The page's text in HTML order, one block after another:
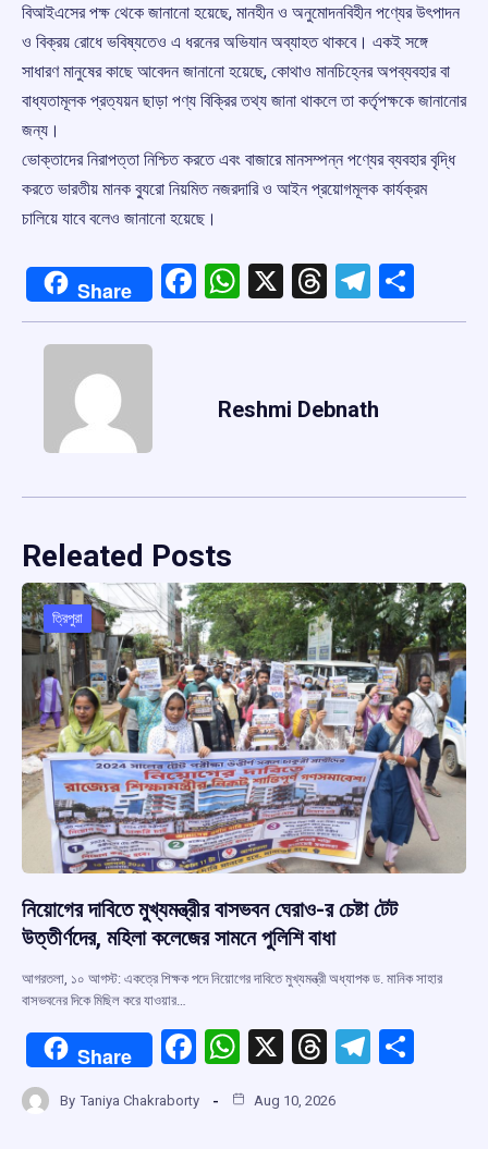
বিআইএসের পক্ষ থেকে জানানো হয়েছে, মানহীন ও অনুমোদনবিহীন পণ্যের উৎপাদন
ও বিক্রয় রোধে ভবিষ্যতেও এ ধরনের অভিযান অব্যাহত থাকবে। একই সঙ্গে
সাধারণ মানুষের কাছে আবেদন জানানো হয়েছে, কোথাও মানচিহ্নের অপব্যবহার বা
বাধ্যতামূলক প্রত্যয়ন ছাড়া পণ্য বিক্রির তথ্য জানা থাকলে তা কর্তৃপক্ষকে জানানোর
জন্য।
ভোক্তাদের নিরাপত্তা নিশ্চিত করতে এবং বাজারে মানসম্পন্ন পণ্যের ব্যবহার বৃদ্ধি
করতে ভারতীয় মানক ব্যুরো নিয়মিত নজরদারি ও আইন প্রয়োগমূলক কার্যক্রম
চালিয়ে যাবে বলেও জানানো হয়েছে।
Share Facebook
WhatsApp
X Threads
Reshmi Debnath
Releated Posts
ত্রিপুরা
নিয়োগের দাবিতে মুখ্যমন্ত্রীর বাসভবন ঘেরাও-র চেষ্টা টেট
উত্তীর্ণদের, মহিলা কলেজের সামনে পুলিশি বাধা
আগরতলা, ১০ আগস্ট: একত্রে শিক্ষক পদে নিয়োগের দাবিতে মুখ্যমন্ত্রী অধ্যাপক ড. মানিক সাহার
বাসভবনের দিকে মিছিল করে যাওয়ার…
Share
F
ce
W
h
at
X
T
e
T
By Taniya Chakraborty Aug 10, 2026